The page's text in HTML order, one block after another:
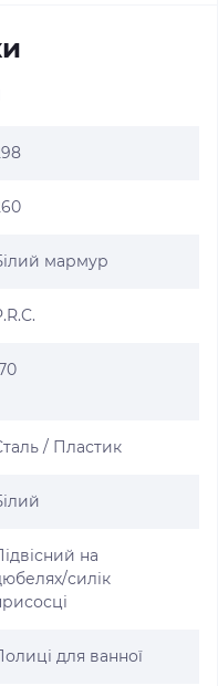
мармур
/ Пластик
на
силік
для ванної